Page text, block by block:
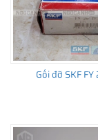
sản xuất dải
kích thước dựa
các ngành công
Xem thêm:Gối
Gối đỡ SKF FY